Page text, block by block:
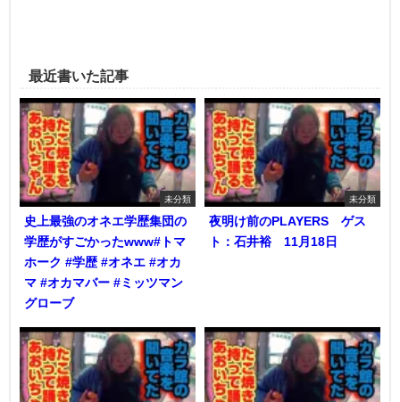
最近書いた記事
未分類
史上最強のオネエ学歴集団の
学歴がすごかったwww#トマ
ホーク #学歴 #オネエ #オカ
マ #オカマバー #ミッツマン
グローブ
未分類
夜明け前のPLAYERS ゲス
ト：石井裕 11月18日